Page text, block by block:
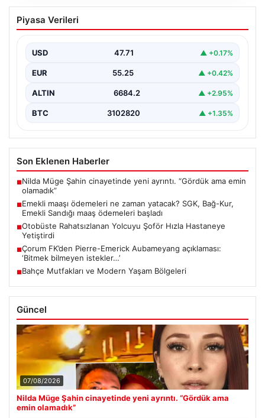
Emekli maaşı ödemeleri ne zaman
yatacak? SGK, Bağ-Kur, Emekli Sandığı
Piyasa Verileri
USD 47.71 ▲ +0.17%
EUR 55.25 ▲ +0.42%
ALTIN 6684.2 ▲ +2.95%
BTC 3102820 ▲ +1.35%
Son Eklenen Haberler
■Nilda Müge Şahin cinayetinde yeni ayrıntı. “Gördük ama emin
olamadık”
■Emekli maaşı ödemeleri ne zaman yatacak? SGK, Bağ-Kur,
Emekli Sandığı maaş ödemeleri başladı
■Otobüste Rahatsızlanan Yolcuyu Şoför Hızla Hastaneye
Yetiştirdi
■Çorum FK’den Pierre-Emerick Aubameyang açıklaması:
‘Bitmek bilmeyen istekler…’
■Bahçe Mutfakları ve Modern Yaşam Bölgeleri
Güncel
07/08/2026
Nilda Müge Şahin cinayetinde yeni ayrıntı. “Gördük ama
emin olamadık”